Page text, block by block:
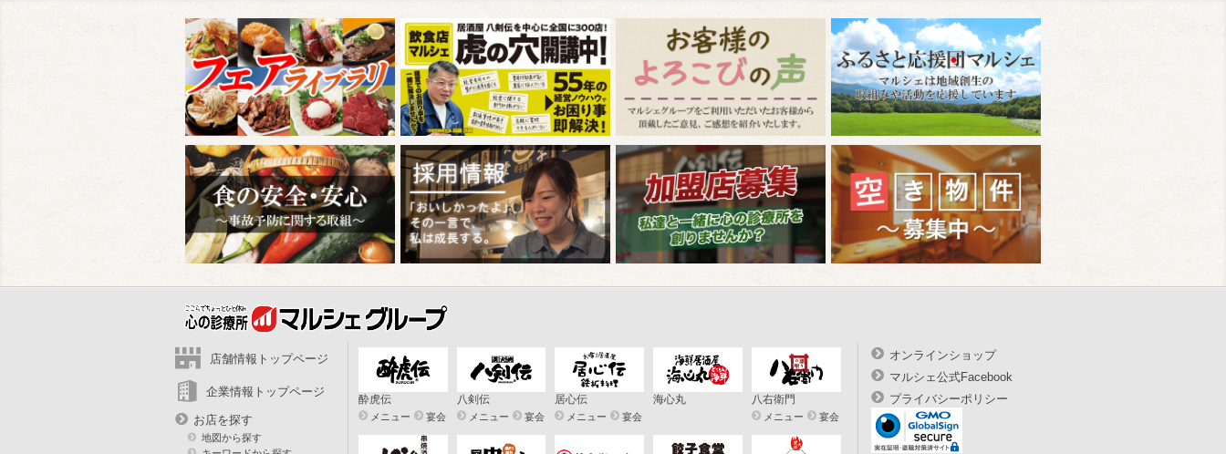
店舗情報トップページ
企業情報トップページ
お店を探す
地図から探す
酔虎伝
メニュー 宴会
八剣伝
メニュー 宴会
居心伝
メニュー 宴会
海心丸 八右衛門
メニュー 宴会
オンラインショップ
マルシェ公式Facebook
プライバシーポリシー